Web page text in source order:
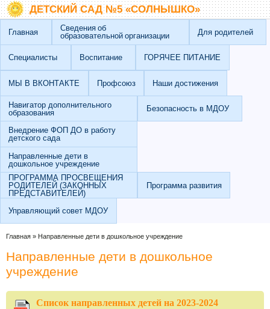
Перейти к основному содержанию
Skip to searchДЕТСКИЙ САД №5 «СОЛНЫШКО»
Главная
Сведения об
образовательной организации
Для родителей
Специалисты Воспитание ГОРЯЧЕЕ ПИТАНИЕ
МЫ В ВКОНТАКТЕ Профсоюз Наши достижения
Навигатор дополнительного
образования
Безопасность в МДОУ
Внедрение ФОП ДО в работу
детского сада
Направленные дети в
дошкольное учреждение
ПРОГРАММА ПРОСВЕЩЕНИЯ
РОДИТЕЛЕЙ (ЗАКОННЫХ
ПРЕДСТАВИТЕЛЕЙ)
Программа развития
Управляющий совет МДОУ
Вы здесь
Главная » Направленные дети в дошкольное учреждение
Направленные дети в дошкольное
учреждение
Список направленных детей на 2023-2024